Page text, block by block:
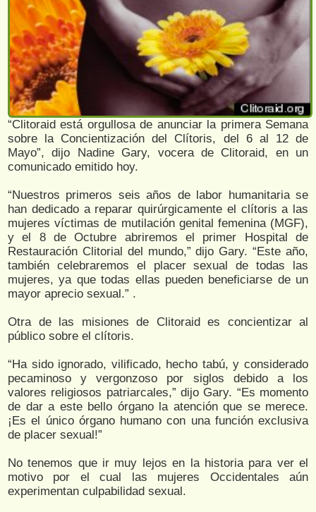
“Clitoraid está orgullosa de anunciar la primera Semana
sobre la Concientización del Clítoris, del 6 al 12 de
Mayo”, dijo Nadine Gary, vocera de Clitoraid, en un
comunicado emitido hoy.
“Nuestros primeros seis años de labor humanitaria se
han dedicado a reparar quirúrgicamente el clítoris a las
mujeres víctimas de mutilación genital femenina (MGF),
y el 8 de Octubre abriremos el primer Hospital de
Restauración Clitorial del mundo,” dijo Gary. “Este año,
también celebraremos el placer sexual de todas las
mujeres, ya que todas ellas pueden beneficiarse de un
mayor aprecio sexual.” .
Otra de las misiones de Clitoraid es concientizar al
público sobre el clítoris.
“Ha sido ignorado, vilificado, hecho tabú, y considerado
pecaminoso y vergonzoso por siglos debido a los
valores religiosos patriarcales,” dijo Gary. “Es momento
de dar a este bello órgano la atención que se merece.
¡Es el único órgano humano con una función exclusiva
de placer sexual!”
No tenemos que ir muy lejos en la historia para ver el
motivo por el cual las mujeres Occidentales aún
experimentan culpabilidad sexual.